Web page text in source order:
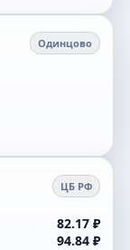
Одинцово
ЦБ РФ
82.17 ₽
94.84 ₽